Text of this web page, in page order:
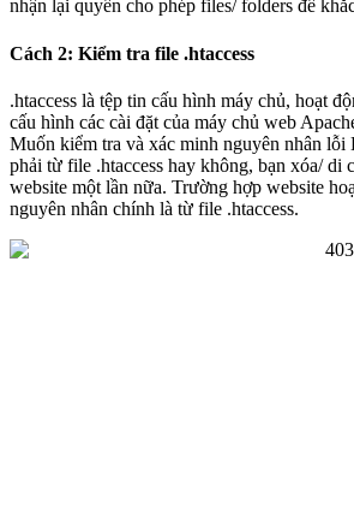
nhận lại quyền cho phép files/ folders để
Cách 2: Kiểm tra file .htaccess
.htaccess là tệp tin cấu hình máy chủ, hoạt
cấu hình các cài đặt của máy chủ web
Muốn kiểm tra và xác minh nguyên nhân lỗi
phải từ file .htaccess hay không, bạn xóa/ di
website một lần nữa. Trường hợp website
nguyên nhân chính là từ file .htaccess.